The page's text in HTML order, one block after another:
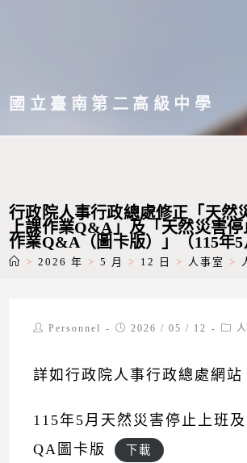
主國立臺南第二高級中學
行政院人事行政總處修正「天然
上課作業Q&A」及「天然災害
作業Q&A（圖卡版）」（115年5
> 2026 年 > 5 月 > 12 日 > 人事室 >
PostPersonnel
Post2026 / 05 / 12
Post
詳如行政院人事行政總處網站
115年5月天然災害停止上班
QA圖卡版
下載